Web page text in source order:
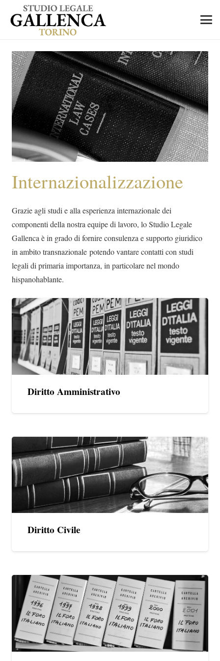
Internazionalizzazione
Grazie agli studi e alla esperienza internazionale dei
componenti della nostra equipe di lavoro, lo Studio Legale
Gallenca è in grado di fornire consulenza e supporto giuridico
in ambito transnazionale potendo vantare contatti con studi
legali di primaria importanza, in particolare nel mondo
hispanohablante.
Diritto Amministrativo
Diritto Civile